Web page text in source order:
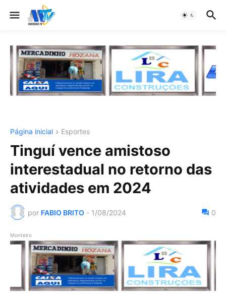
Página inicial Esportes
Tinguí vence amistoso
interestadual no retorno das
atividades em 2024
por FABIO BRITO - 1/08/2024 0
Monteiro